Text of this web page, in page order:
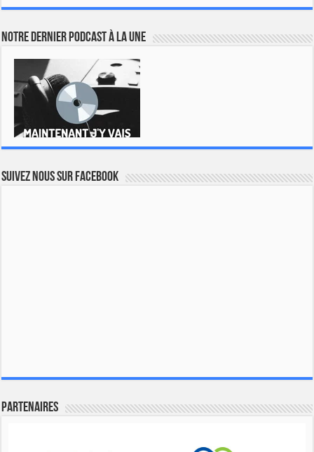
Notre dernier podcast à la une
Suivez nous sur Facebook
Partenaires